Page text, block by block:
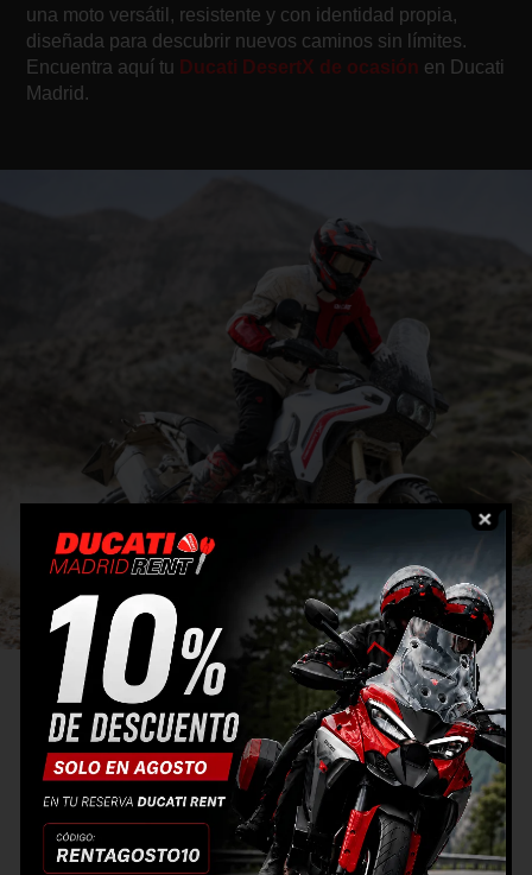
una moto versátil, resistente y con identidad propia,
diseñada para descubrir nuevos caminos sin límites.
Encuentra aquí tu Ducati DesertX de ocasión en Ducati
Madrid.
Historia de la familia DesertX
La Ducati DesertX nace como la interpretación
moderna de Ducati dentro del segmento trail
adventure, inspirada en el espíritu rally que la marca
desarrolló en los años 90. Su diseño y concepto beben
directamente de las motos que participaron en grandes